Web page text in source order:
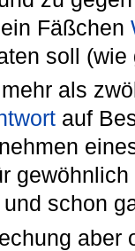
Fäßchen
soll
als
auf
und schon
aber